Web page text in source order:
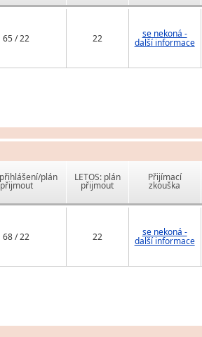
65 / 22 22 se nekoná -
další informace
plán
přijmout
LETOS: plán
přijmout
Přijímací
zkouška
68 / 22 22 se nekoná -
další informace